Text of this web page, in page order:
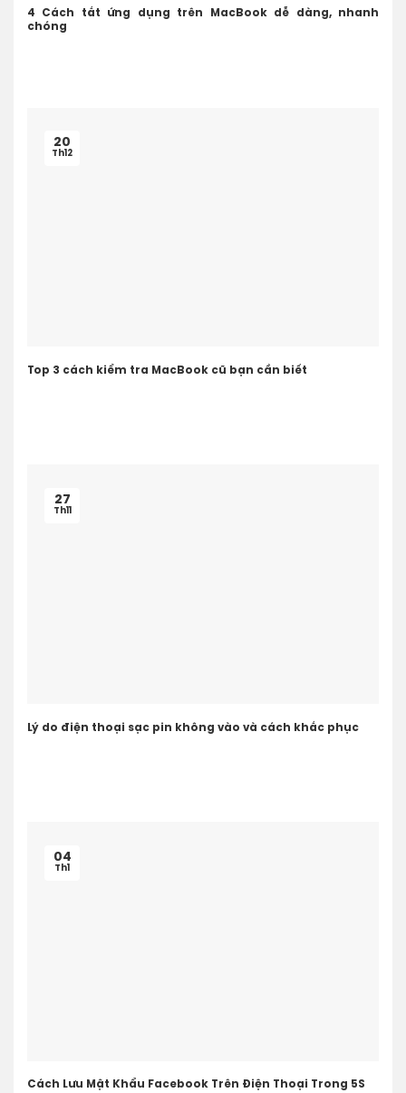
4 Cách tắt ứng dụng trên MacBook dễ dàng, nhanh
chóng
Top 3 cách kiểm tra MacBook cũ bạn cần biết
20
Th12
Lý do điện thoại sạc pin không vào và cách khắc phục
27
Th11
Cách Lưu Mật Khẩu Facebook Trên Điện Thoại Trong 5S
04
Th1